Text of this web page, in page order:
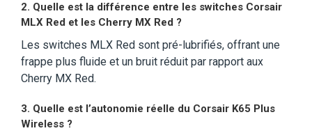
2. Quelle est la différence entre les switches Corsair
MLX Red et les Cherry MX Red ?
Les switches MLX Red sont pré-lubrifiés, offrant une
frappe plus fluide et un bruit réduit par rapport aux
Cherry MX Red.
3. Quelle est l’autonomie réelle du Corsair K65 Plus
Wireless ?